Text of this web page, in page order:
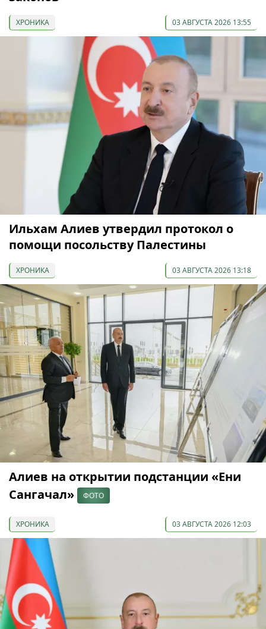
ХРОНИКА 03 АВГУСТА 2026 13:55
Ильхам Алиев утвердил протокол о
помощи посольству Палестины
ХРОНИКА 03 АВГУСТА 2026 13:18
Алиев на открытии подстанции «Ени
Сангачал»
ФОТО
ХРОНИКА 03 АВГУСТА 2026 12:03